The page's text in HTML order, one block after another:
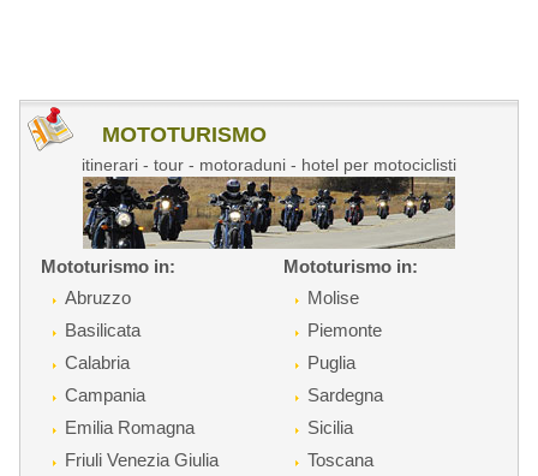
MOTOTURISMO
itinerari - tour - motoraduni - hotel per motociclisti
Mototurismo in:
Abruzzo
Basilicata
Calabria
Campania
Emilia Romagna
Friuli Venezia Giulia
Mototurismo in:
Molise
Piemonte
Puglia
Sardegna
Sicilia
Toscana